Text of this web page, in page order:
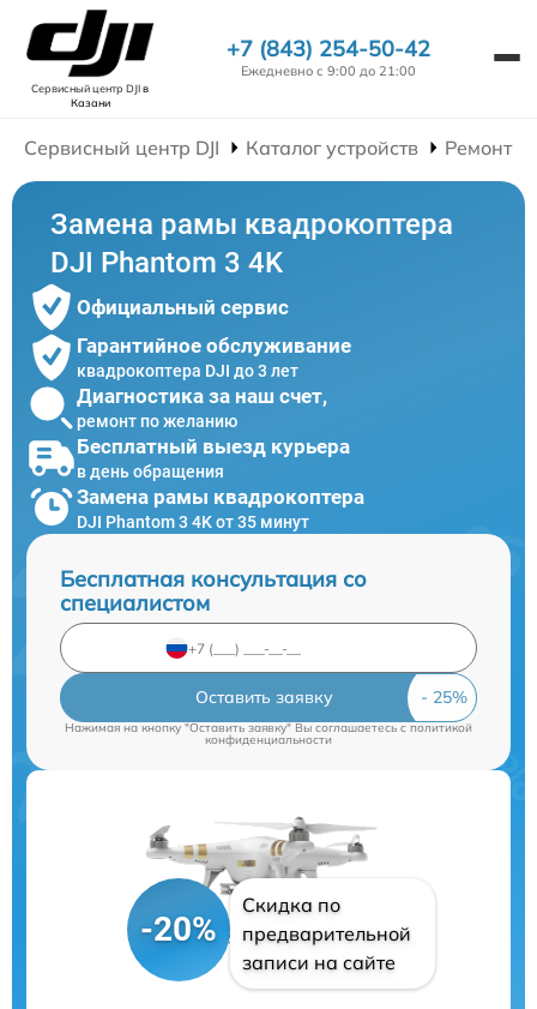
Сервисный центр DJIв
Казани
+7 (843) 254-50-42
Ежедневно с 9:00 до 21:00
Сервисный центр DJI Каталог устройств Ремонт
Замена рамы квадрокоптера
DJI Phantom 3 4K
Официальный сервис
Гарантийное обслуживание
квадрокоптера DJI до 3 лет
Диагностика за наш счет,
ремонт по желанию
Бесплатный выезд курьера
в день обращения
Замена рамы квадрокоптера
DJI Phantom 3 4K от 35 минут
Бесплатная консультация со
специалистом
Оставить заявку
Нажимая на кнопку "Оставить заявку" Вы соглашаетесь cполитикой
конфиденциальности
-20%
Скидка по
предварительной
записи на сайте